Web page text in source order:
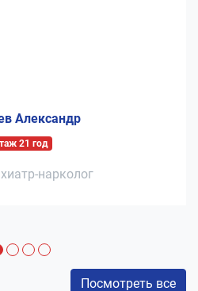
Александр
21 год
нарколог
Посмотреть все